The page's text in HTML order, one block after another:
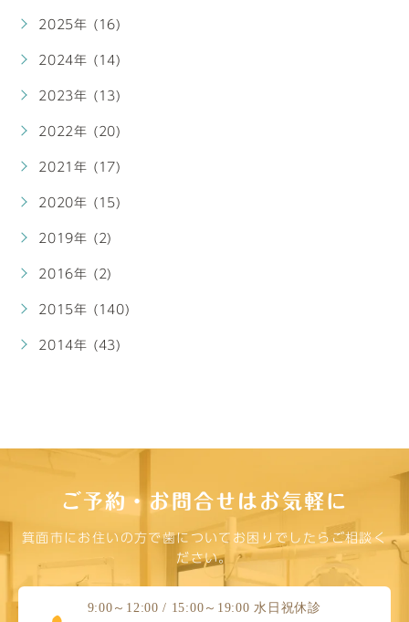
2025年 (16)
2024年 (14)
2023年 (13)
2022年 (20)
2021年 (17)
2020年 (15)
2019年 (2)
2016年 (2)
2015年 (140)
2014年 (43)
ご予約・お問合せはお気軽に
箕面市にお住いの方で歯についてお困りでしたらご相談く
ださい。